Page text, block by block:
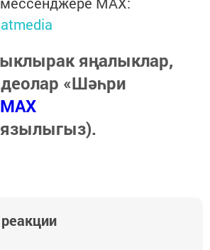
яңалыклар,
«Шәһри
MAX